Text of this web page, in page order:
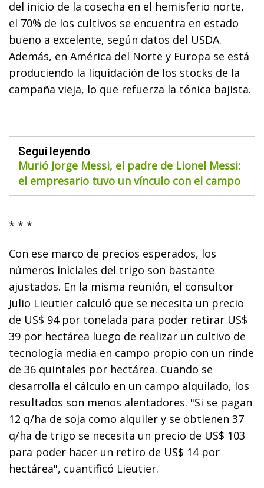
del inicio de la cosecha en el hemisferio norte,
el 70% de los cultivos se encuentra en estado
bueno a excelente, según datos del USDA.
Además, en América del Norte y Europa se está
produciendo la liquidación de los stocks de la
campaña vieja, lo que refuerza la tónica bajista.
Seguí leyendo
Murió Jorge Messi, el padre de Lionel Messi:
el empresario tuvo un vínculo con el campo
* * *
Con ese marco de precios esperados, los
números iniciales del trigo son bastante
ajustados. En la misma reunión, el consultor
Julio Lieutier calculó que se necesita un precio
de US$ 94 por tonelada para poder retirar US$
39 por hectárea luego de realizar un cultivo de
tecnología media en campo propio con un rinde
de 36 quintales por hectárea. Cuando se
desarrolla el cálculo en un campo alquilado, los
resultados son menos alentadores. "Si se pagan
12 q/ha de soja como alquiler y se obtienen 37
q/ha de trigo se necesita un precio de US$ 103
para poder hacer un retiro de US$ 14 por
hectárea", cuantificó Lieutier.